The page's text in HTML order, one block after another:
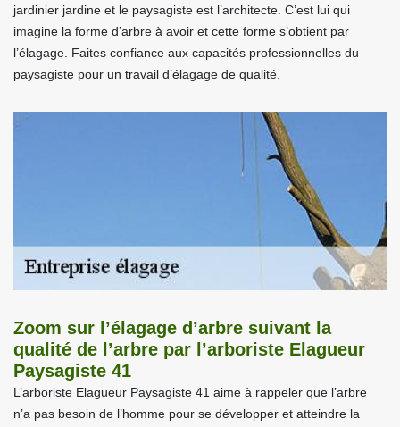
jardinier jardine et le paysagiste est l’architecte. C’est lui qui
imagine la forme d’arbre à avoir et cette forme s’obtient par
l’élagage. Faites confiance aux capacités professionnelles du
paysagiste pour un travail d’élagage de qualité.
Zoom sur l’élagage d’arbre suivant la
qualité de l’arbre par l’arboriste Elagueur
Paysagiste 41
L’arboriste Elagueur Paysagiste 41 aime à rappeler que l’arbre
n’a pas besoin de l’homme pour se développer et atteindre la